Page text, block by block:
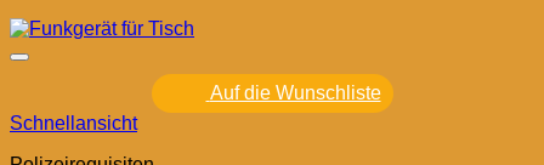
Auf die Wunschliste
Schnellansicht